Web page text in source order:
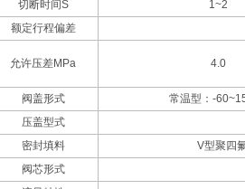
切断时间S
1~2
额定行程偏差
允许压差MPa 4.0
阀盖形式
常温型：-
压盖型式
密封填料
V型聚四
阀芯形式